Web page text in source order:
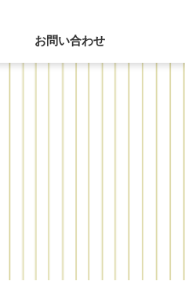
お問い合わせ